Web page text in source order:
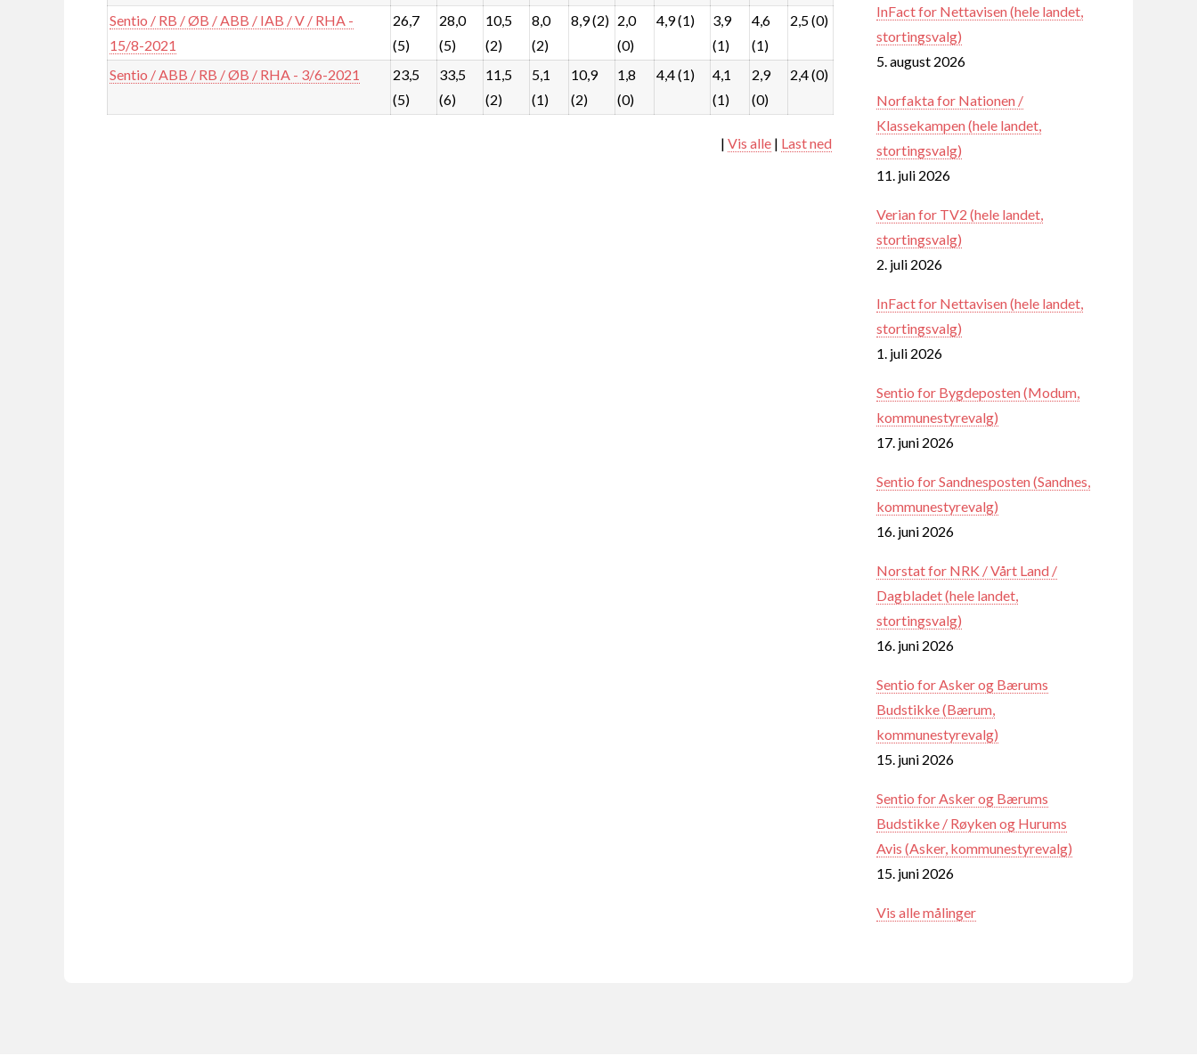
Sentio / RB / ØB / ABB / IAB / V / RHA -
15/8-2021
26,7
(5)
28,0
(5)
10,5
(2)
8,0
(2)
8,9 (2) 2,0
(0)
4,9 (1)
3,9
(1)
4,6
(1)
2,5 (0)
Sentio / ABB / RB / ØB / RHA - 3/6-2021
23,5
(5)
33,5
(6)
11,5
(2)
5,1
(1)
10,9
(2)
1,8
(0)
4,4 (1)
4,1
(1)
2,9
(0)
2,4 (0)
| Vis alle| Last ned
InFact for Nettavisen (hele landet,
stortingsvalg)
5. august 2026
Norfakta for Nationen /
Klassekampen (hele landet,
stortingsvalg)
11. juli 2026
Verian for TV2 (hele landet,
stortingsvalg)
2. juli 2026
InFact for Nettavisen (hele landet,
stortingsvalg)
1. juli 2026
Sentio for Bygdeposten (Modum,
kommunestyrevalg)
17. juni 2026
Sentio for Sandnesposten (Sandnes,
kommunestyrevalg)
16. juni 2026
Norstat for NRK / Vårt Land /
Dagbladet (hele landet,
stortingsvalg)
16. juni 2026
Sentio for Asker og Bærums
Budstikke (Bærum,
kommunestyrevalg)
15. juni 2026
Sentio for Asker og Bærums
Budstikke / Røyken og Hurums
Avis (Asker, kommunestyrevalg)
15. juni 2026
Vis alle målinger